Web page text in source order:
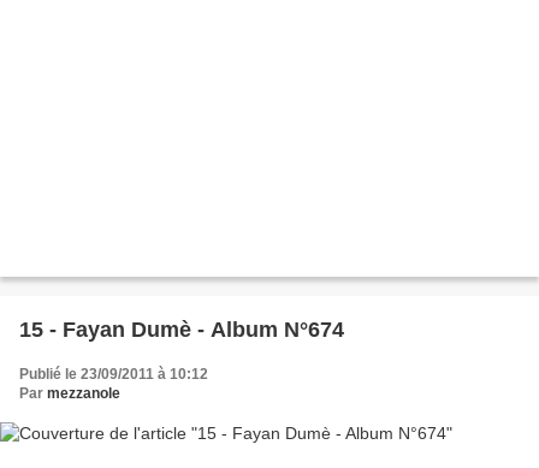
15 - Fayan Dumè - Album N°674
Publié le 23/09/2011 à 10:12
Par mezzanole